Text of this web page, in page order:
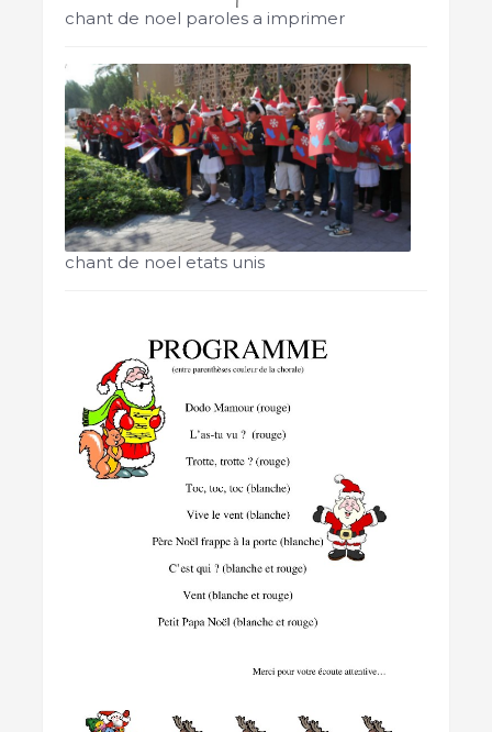
chant de noel paroles a imprimer
chant de noel etats unis